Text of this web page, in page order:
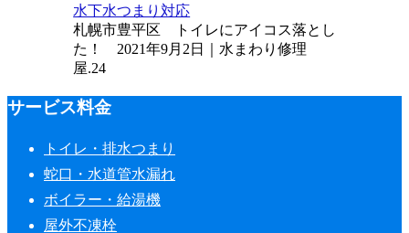
水下水つまり対応
札幌市豊平区 トイレにアイコス落とし
た！ 2021年9月2日｜水まわり修理
屋.24
サービス料金
トイレ・排水つまり
蛇口・水道管水漏れ
ボイラー・給湯機
屋外不凍栓